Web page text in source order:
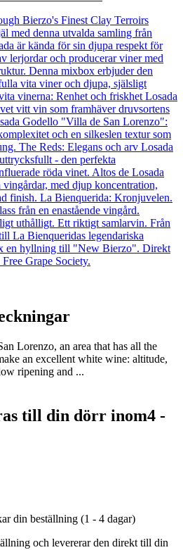
Bierzo's Finest Clay Terroirs
med denna utvalda samling från
är kända för sin djupa respekt för
lerjordar och producerar viner med
Denna mixbox erbjuder den
vita viner och djupa, själsligt
vinerna: Renhet och friskhet Losada
vitt vin som framhäver druvsortens
Godello "Villa de San Lorenzo":
och en silkeslen textur som
The Reds: Elegans och arv Losada
- den perfekta
röda vinet. Altos de Losada
med djup koncentration,
finish. La Bienquerida: Kronjuvelen.
från en enastående vingård.
uthålligt. Ett riktigt samlarvin. Från
La Bienqueridas legendariska
en hyllning till "New Bierzo". Direkt
Grape Society.
Lorenzo, an area that has all the
an excellent white wine: altitude,
ripening and ...
till din dörr inom4 -
din beställning (1 - 4 dagar)
och levererar den direkt till din